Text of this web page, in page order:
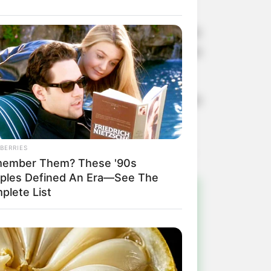
o tema “Políticas Municipais
conjuntas e sustentáveis para
se de uma oportunidade única para
Paranapanema.
e região
Them? These '90s
Defined An Era—See The
List